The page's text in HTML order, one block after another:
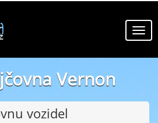
Vernon
ve městě Vernon
vozidel